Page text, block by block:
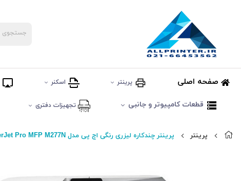
صفحه اصلی پرینتر اسکنر
قطعات کامپیوتر و جانبی تجهیزات دفتری
پرینتر پرینتر چندکاره لیزری رنگی اچ پی مدل LaserJet Pro MFP M277N